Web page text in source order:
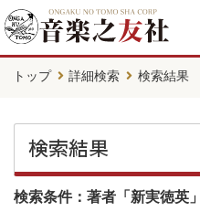
トップ 詳細検索 検索結果
検索結果
検索条件：著者「新実徳英